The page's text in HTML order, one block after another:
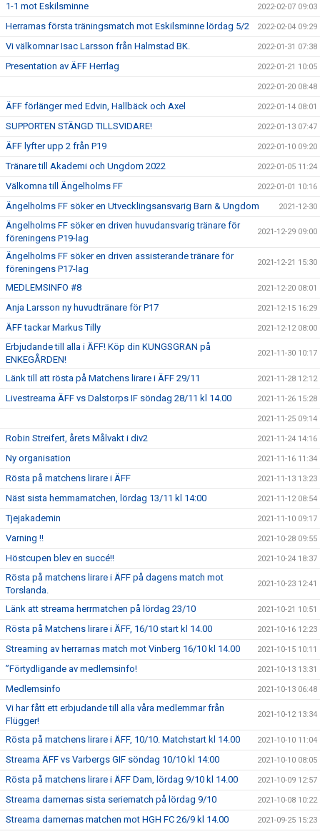
1-1 mot Eskilsminne 2022-02-07 09:03
Herrarnas första träningsmatch mot Eskilsminne lördag 5/2 2022-02-04 09:29
Vi välkomnar Isac Larsson från Halmstad BK. 2022-01-31 07:38
Presentation av ÄFF Herrlag 2022-01-21 10:05
2022-01-20 08:48
ÄFF förlänger med Edvin, Hallbäck och Axel 2022-01-14 08:01
SUPPORTEN STÄNGD TILLSVIDARE! 2022-01-13 07:47
ÄFF lyfter upp 2 från P19 2022-01-10 09:20
Tränare till Akademi och Ungdom 2022 2022-01-05 11:24
Välkomna till Ängelholms FF 2022-01-01 10:16
Ängelholms FF söker en Utvecklingsansvarig Barn & Ungdom 2021-12-30
Ängelholms FF söker en driven huvudansvarig tränare för
föreningens P19-lag
2021-12-29 09:00
Ängelholms FF söker en driven assisterande tränare för
föreningens P17-lag
2021-12-21 15:30
MEDLEMSINFO #8 2021-12-20 08:01
Anja Larsson ny huvudtränare för P17 2021-12-15 16:29
ÄFF tackar Markus Tilly 2021-12-12 08:00
Erbjudande till alla i ÄFF! Köp din KUNGSGRAN på
ENKEGÅRDEN!
2021-11-30 10:17
Länk till att rösta på Matchens lirare i ÄFF 29/11 2021-11-28 12:12
Livestreama ÄFF vs Dalstorps IF söndag 28/11 kl 14.00 2021-11-26 15:28
2021-11-25 09:14
Robin Streifert, årets Målvakt i div2 2021-11-24 14:16
Ny organisation 2021-11-16 11:34
Rösta på matchens lirare i ÄFF 2021-11-13 13:23
Näst sista hemmamatchen, lördag 13/11 kl 14:00 2021-11-12 08:54
Tjejakademin 2021-11-10 09:17
Varning !! 2021-10-28 09:55
Höstcupen blev en succé!! 2021-10-24 18:37
Rösta på matchens lirare i ÄFF på dagens match mot
Torslanda.
2021-10-23 12:41
Länk att streama herrmatchen på lördag 23/10 2021-10-21 10:51
Rösta på Matchens lirare i ÄFF, 16/10 start kl 14.00 2021-10-16 12:23
Streaming av herrarnas match mot Vinberg 16/10 kl 14.00 2021-10-15 10:11
”Förtydligande av medlemsinfo! 2021-10-13 13:31
Medlemsinfo 2021-10-13 06:48
Vi har fått ett erbjudande till alla våra medlemmar från
Flügger!
2021-10-12 13:34
Rösta på matchens lirare i ÄFF, 10/10. Matchstart kl 14.00 2021-10-10 11:04
Streama ÄFF vs Varbergs GIF söndag 10/10 kl 14:00 2021-10-10 08:05
Rösta på matchens lirare i ÄFF Dam, lördag 9/10 kl 14.00 2021-10-09 12:57
Streama damernas sista seriematch på lördag 9/10 2021-10-08 10:22
Streama damernas matchen mot HGH FC 26/9 kl 14.00 2021-09-25 15:23